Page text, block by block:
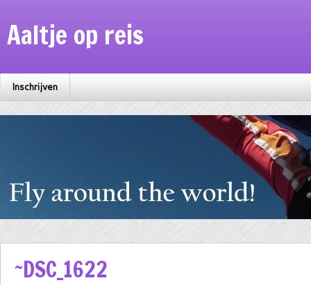
Aaltje op reis
Inschrijven
~DSC_1622